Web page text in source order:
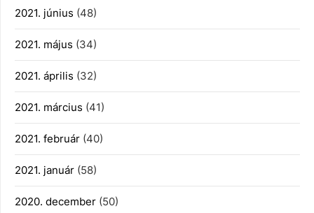
2021. június (48)
2021. május (34)
2021. április (32)
2021. március (41)
2021. február (40)
2021. január (58)
2020. december (50)